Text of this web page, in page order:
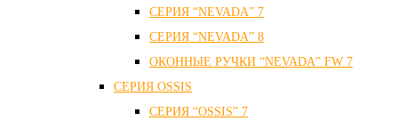
СЕРИЯ “NEVADA” 7
СЕРИЯ “NEVADA” 8
ОКОННЫЕ РУЧКИ “NEVADA” FW 7
СЕРИЯ OSSIS
СЕРИЯ “OSSIS” 7